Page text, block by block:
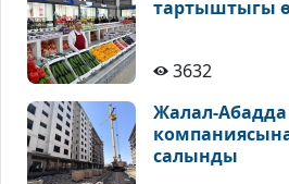
тартыштыгы
3632
Жалал-
салынды